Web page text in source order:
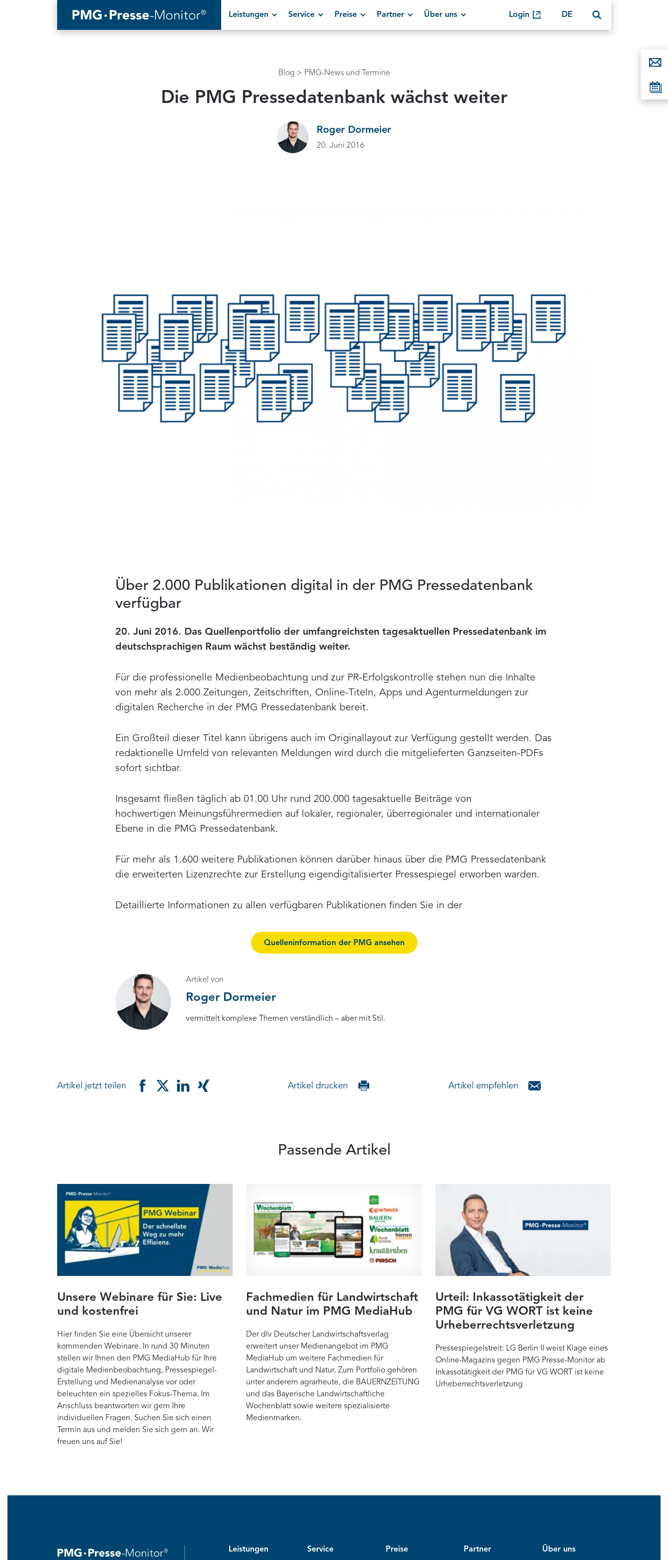
Leistungen Service Preise Partner Über uns Login DE
Blog PMG-News und Termine
Die PMG Pressedatenbank wächst weiter
Roger Dormeier
20. Juni 2016
Über 2.000 Publikationen digital in der PMG Pressedatenbank
verfügbar
20. Juni 2016. Das Quellenportfolio der umfangreichsten tagesaktuellen Pressedatenbank im
deutschsprachigen Raum wächst beständig weiter.
Für die professionelle Medienbeobachtung und zur PR-Erfolgskontrolle stehen nun die Inhalte
von mehr als 2.000 Zeitungen, Zeitschriften, Online-Titeln, Apps und Agenturmeldungen zur
digitalen Recherche in der PMG Pressedatenbank bereit.
Ein Großteil dieser Titel kann übrigens auch im Originallayout zur Verfügung gestellt werden. Das
redaktionelle Umfeld von relevanten Meldungen wird durch die mitgelieferten Ganzseiten-PDFs
sofort sichtbar.
Insgesamt fließen täglich ab 01.00 Uhr rund 200.000 tagesaktuelle Beiträge von
hochwertigen Meinungsführermedien auf lokaler, regionaler, überregionaler und internationaler
Ebene in die PMG Pressedatenbank.
Für mehr als 1.600 weitere Publikationen können darüber hinaus über die PMG Pressedatenbank
die erweiterten Lizenzrechte zur Erstellung eigendigitalisierter Pressespiegel erworben warden.
Detaillierte Informationen zu allen verfügbaren Publikationen finden Sie in der
Quelleninformation der PMG ansehen
Artikel von
Roger Dormeier
vermittelt komplexe Themen verständlich – aber mit Stil.
Artikel jetzt teilen Artikel drucken Artikel empfehlen
Passende Artikel
Unsere Webinare für Sie: Live
und kostenfrei
Hier finden Sie eine Übersicht unserer
kommenden Webinare. In rund 30 Minuten
stellen wir Ihnen den PMG MediaHub für Ihre
digitale Medienbeobachtung, Pressespiegel-
Erstellung und Medienanalyse vor oder
beleuchten ein spezielles Fokus-Thema. Im
Anschluss beantworten wir gern Ihre
individuellen Fragen. Suchen Sie sich einen
Termin aus und melden Sie sich gern an. Wir
freuen uns auf Sie!
Fachmedien für Landwirtschaft
und Natur im PMG MediaHub
Der dlv Deutscher Landwirtschaftsverlag
erweitert unser Medienangebot im PMG
MediaHub um weitere Fachmedien für
Landwirtschaft und Natur. Zum Portfolio gehören
unter anderem agrarheute, die BAUERNZEITUNG
und das Bayerische Landwirtschaftliche
Wochenblatt sowie weitere spezialisierte
Medienmarken.
Urteil: Inkassotätigkeit der
PMG für VG WORT ist keine
Urheberrechtsverletzung
Pressespiegelstreit: LG Berlin II weist Klage eines
Online-Magazins gegen PMG Presse-Monitor ab
Inkassotätigkeit der PMG für VG WORT ist keine
Urheberrechtsverletzung
Leistungen Service Preise Partner Über uns